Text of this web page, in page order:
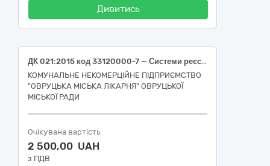
Дивитись
ДК 021:2015 код 33120000-7 — Системи реєстрації медичної інформації та дослідне обладнання (Тести швидкі для визначення інфекційних захворювань:Виявлення бактерії Clostridium difficil (CDT(Clostridium difficile toxin A)),(CDT(Clostridium difficile toxin B)), ІХА, в : Фекалії, Специфічність: 95-100 %, Чутливість: 95-100 %,Тест-касета)
КОМУНАЛЬНЕ НЕКОМЕРЦІЙНЕ ПІДПРИЄМСТВО
"ОВРУЦЬКА МІСЬКА ЛІКАРНЯ" ОВРУЦЬКОЇ
МІСЬКОЇ РАДИ
Очікувана вартість
2 500,00 UAH
з ПДВ